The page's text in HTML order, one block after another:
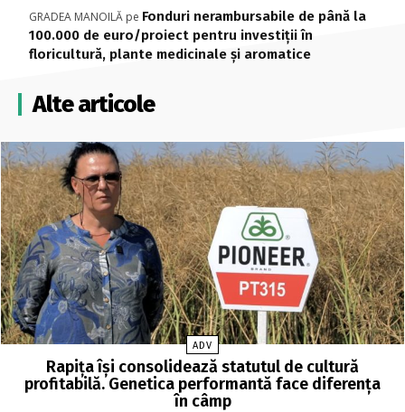
GRADEA MANOILĂ pe Fonduri nerambursabile de până la
100.000 de euro/proiect pentru investiţii în
floricultură, plante medicinale şi aromatice
Alte articole
ADV
Rapița își consolidează statutul de cultură
profitabilă. Genetica performantă face diferența
în câmp